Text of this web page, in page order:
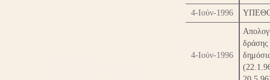
4-Ιούν-1996
4-Ιούν-1996